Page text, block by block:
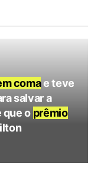
comae teve
salvar a
que o prêmio